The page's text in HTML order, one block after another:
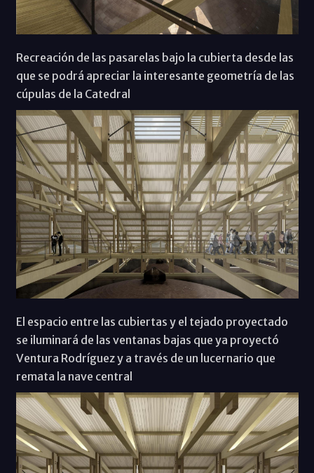
Recreación de las pasarelas bajo la cubierta desde las
que se podrá apreciar la interesante geometría de las
cúpulas de la Catedral
El espacio entre las cubiertas y el tejado proyectado
se iluminará de las ventanas bajas que ya proyectó
Ventura Rodríguez y a través de un lucernario que
remata la nave central